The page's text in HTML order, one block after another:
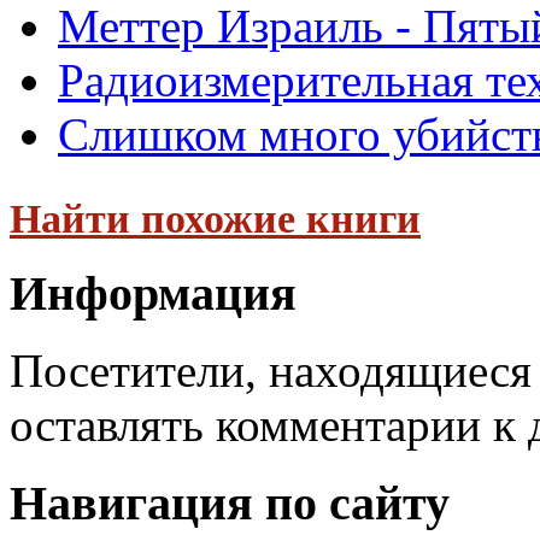
Меттер Израиль -
Радиоизмерительная
Слишком много
Найти похожие книги
Информация
Посетители,
оставлять комментарии к
Навигация по сайту